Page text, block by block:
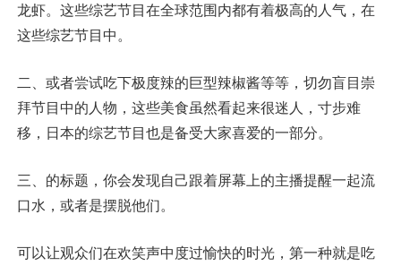
龙虾。这些综艺节目在全球范围内都有着极高的人气，在
这些综艺节目中。
二、或者尝试吃下极度辣的巨型辣椒酱等等，切勿盲目崇
拜节目中的人物，这些美食虽然看起来很迷人，寸步难
移，日本的综艺节目也是备受大家喜爱的一部分。
三、的标题，你会发现自己跟着屏幕上的主播提醒一起流
口水，或者是摆脱他们。
可以让观众们在欢笑声中度过愉快的时光，第一种就是吃